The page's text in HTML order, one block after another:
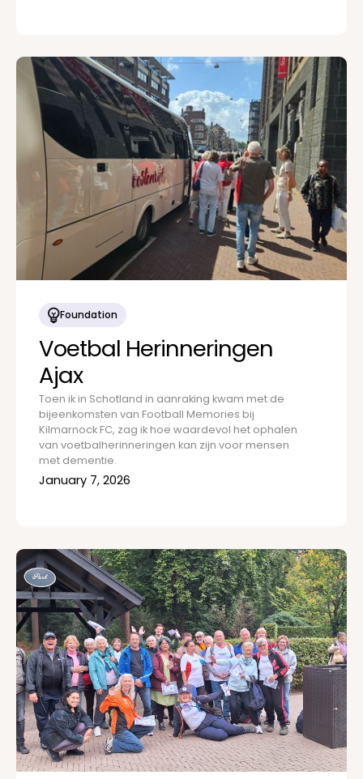
Foundation
Voetbal Herinneringen
Ajax
Toen ik in Schotland in aanraking kwam met de
bijeenkomsten van Football Memories bij
Kilmarnock FC, zag ik hoe waardevol het ophalen
van voetbalherinneringen kan zijn voor mensen
met dementie.
January 7, 2026